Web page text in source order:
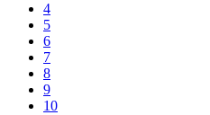
4
5
6
7
8
9
10